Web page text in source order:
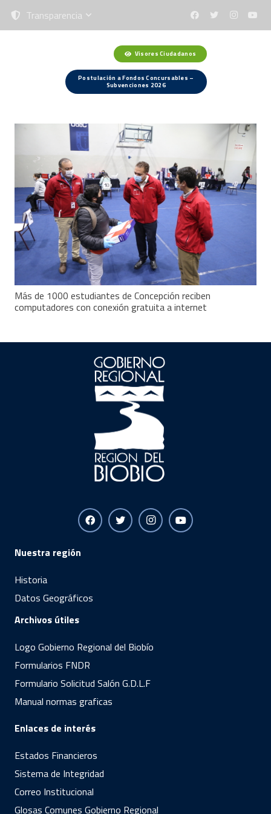
Transparencia
Visores Ciudadanos
Postulación a Fondos Concursables –
Subvenciones 2026
Más de 1000 estudiantes de Concepción reciben
computadores con conexión gratuita a internet
Nuestra región
Historia
Datos Geográficos
Archivos útiles
Logo Gobierno Regional del Biobío
Formularios FNDR
Formulario Solicitud Salón G.D.L.F
Manual normas graficas
Enlaces de interés
Estados Financieros
Sistema de Integridad
Correo Institucional
Glosas Comunes Gobierno Regional